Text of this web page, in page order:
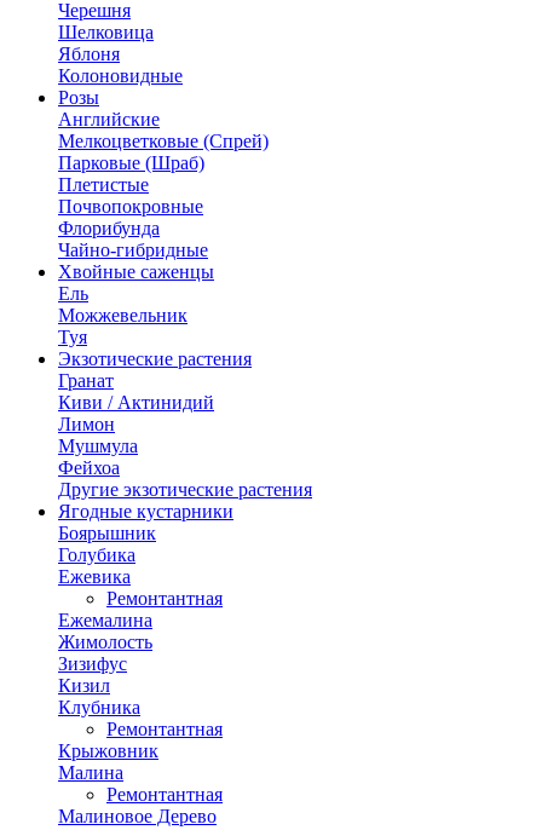
Черешня
Шелковица
Яблоня
Колоновидные
Розы
Английские
Мелкоцветковые (Спрей)
Парковые (Шраб)
Плетистые
Почвопокровные
Флорибунда
Чайно-гибридные
Хвойные саженцы
Ель
Можжевельник
Туя
Экзотические растения
Гранат
Киви / Актинидий
Лимон
Мушмула
Фейхоа
Другие экзотические растения
Ягодные кустарники
Боярышник
Голубика
Ежевика
Ремонтантная
Ежемалина
Жимолость
Зизифус
Кизил
Клубника
Ремонтантная
Крыжовник
Малина
Ремонтантная
Малиновое Дерево